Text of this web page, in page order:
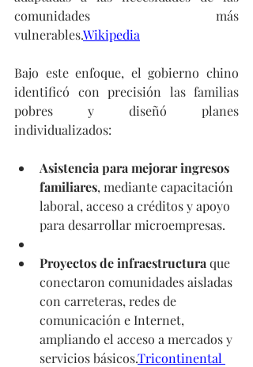
comunidades más
vulnerables.Wikipedia
Bajo este enfoque, el gobierno chino
identificó con precisión las familias
pobres y diseñó planes
individualizados:
Asistencia para mejorar ingresos
familiares, mediante capacitación
laboral, acceso a créditos y apoyo
para desarrollar microempresas.
Proyectos de infraestructura que
conectaron comunidades aisladas
con carreteras, redes de
comunicación e Internet,
ampliando el acceso a mercados y
servicios básicos.Tricontinental